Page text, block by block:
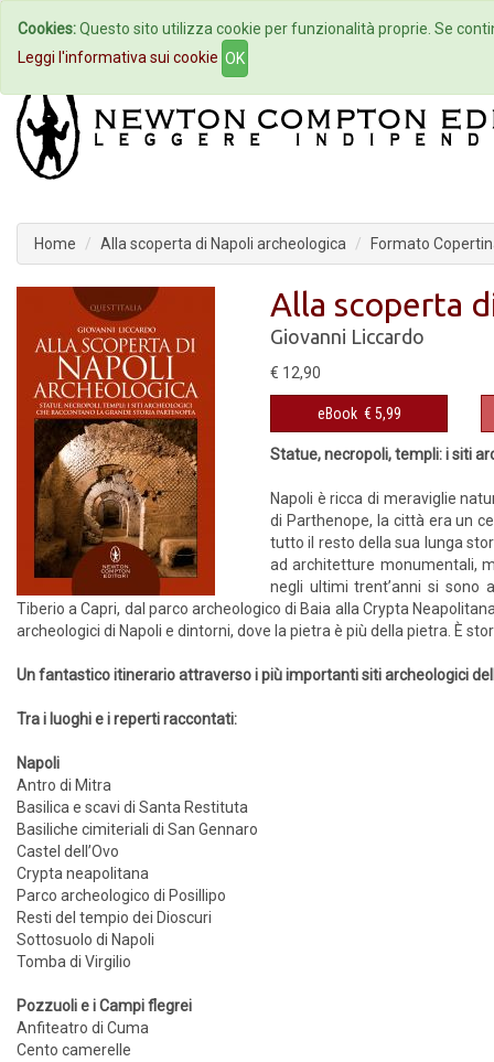
Home Autori Eventi
Home Alla scoperta di Napoli archeologica Formato
Alla scoperta
Giovanni Liccardo
€ 12,90
eBook € 5,99
Statue, necropoli, templi: i siti
Napoli è ricca di meraviglie
di Parthenope, la città era un
tutto il resto della sua lunga
ad architetture monumentali,
negli ultimi trent’anni si sono
Tiberio a Capri, dal parco archeologico di Baia alla Crypta
archeologici di Napoli e dintorni, dove la pietra è più della pietra. È
Un fantastico itinerario attraverso i più importanti siti archeologici
Tra i luoghi e i reperti raccontati:
Napoli
Antro di Mitra
Basilica e scavi di Santa Restituta
Basiliche cimiteriali di San Gennaro
Castel dell’Ovo
Crypta neapolitana
Parco archeologico di Posillipo
Resti del tempio dei Dioscuri
Sottosuolo di Napoli
Tomba di Virgilio
Pozzuoli e i Campi flegrei
Anfiteatro di Cuma
Cento camerelle
Cookies:Questo sito utilizza cookie per funzionalità proprie. Se
Leggi l'informativa sui cookie OK